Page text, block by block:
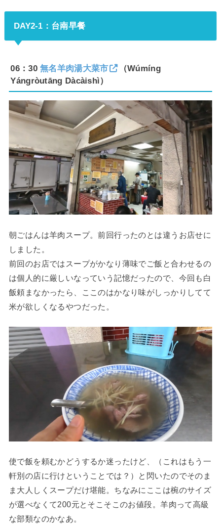
DAY2-1：台南早餐
06：30無名羊肉湯大菜市
（Wúmíng
Yángròutāng Dàcàishì）
朝ごはんは羊肉スープ。前回行ったのとは違うお店せに
しました。
前回のお店ではスープがかなり薄味でご飯と合わせるの
は個人的に厳しいなっていう記憶だったので、今回も白
飯頼まなかったら、ここのはかなり味がしっかりしてて
米が欲しくなるやつだった。
使で飯を頼むかどうするか迷ったけど、（これはもう一
軒別の店に行けということでは？）と閃いたのでそのま
ま大人しくスープだけ堪能。ちなみにここは椀のサイズ
が選べなくて200元とそこそこのお値段。羊肉って高級
な部類なのかなあ。